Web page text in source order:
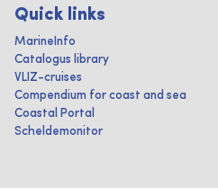
Quick links
MarineInfo
Catalogus library
VLIZ-cruises
Compendium for coast and sea
Coastal Portal
Scheldemonitor